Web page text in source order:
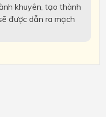
khuyên, tạo thành
được dẫn ra mạch